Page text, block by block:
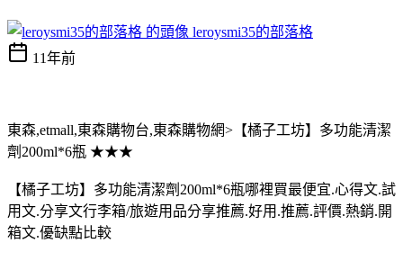
leroysmi35的部落格
11年前
東森,etmall,東森購物台,東森購物網>【橘子工坊】多功能清潔
劑200ml*6瓶 ★★★
【橘子工坊】多功能清潔劑200ml*6瓶哪裡買最便宜.心得文.試
用文.分享文行李箱/旅遊用品分享推薦.好用.推薦.評價.熱銷.開
箱文.優缺點比較